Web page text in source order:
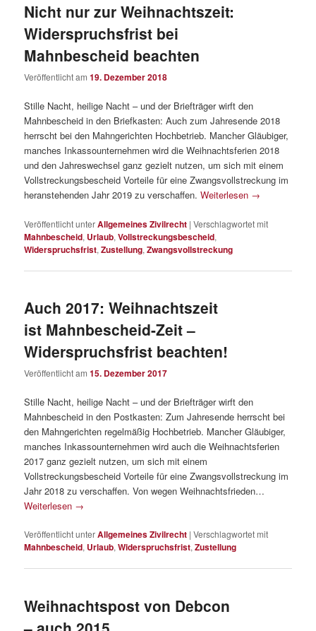
Nicht nur zur Weihnachtszeit:
Widerspruchsfrist bei
Mahnbescheid beachten
Veröffentlicht am19. Dezember 2018
Stille Nacht, heilige Nacht – und der Briefträger wirft den
Mahnbescheid in den Briefkasten: Auch zum Jahresende 2018
herrscht bei den Mahngerichten Hochbetrieb. Mancher Gläubiger,
manches Inkassounternehmen wird die Weihnachtsferien 2018
und den Jahreswechsel ganz gezielt nutzen, um sich mit einem
Vollstreckungsbescheid Vorteile für eine Zwangsvollstreckung im
heranstehenden Jahr 2019 zu verschaffen.Weiterlesen →
Veröffentlicht unterAllgemeines Zivilrecht |Verschlagwortet mit
Mahnbescheid, Urlaub,Vollstreckungsbescheid,
Widerspruchsfrist,Zustellung,Zwangsvollstreckung
Auch 2017: Weihnachtszeit
ist Mahnbescheid-Zeit –
Widerspruchsfrist beachten!
Veröffentlicht am15. Dezember 2017
Stille Nacht, heilige Nacht – und der Briefträger wirft den
Mahnbescheid in den Postkasten: Zum Jahresende herrscht bei
den Mahngerichten regelmäßig Hochbetrieb. Mancher Gläubiger,
manches Inkassounternehmen wird auch die Weihnachtsferien
2017 ganz gezielt nutzen, um sich mit einem
Vollstreckungsbescheid Vorteile für eine Zwangsvollstreckung im
Jahr 2018 zu verschaffen. Von wegen Weihnachtsfrieden…
Weiterlesen →
Veröffentlicht unterAllgemeines Zivilrecht |Verschlagwortet mit
Mahnbescheid, Urlaub,Widerspruchsfrist,Zustellung
Weihnachtspost von Debcon